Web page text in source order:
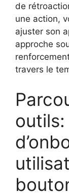
de
une action,
ajuster son
approche
travers le